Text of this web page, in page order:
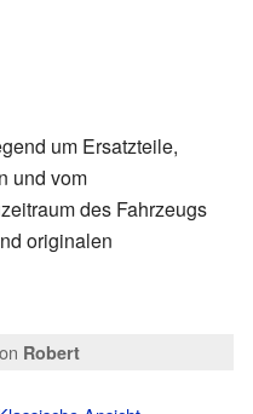
um Ersatzteile,
und vom
des Fahrzeugs
originalen
Robert